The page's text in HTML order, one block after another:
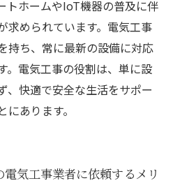
トホームやIoT機器の普及に伴
求められています。電気工事
持ち、常に最新の設備に対応
。電気工事の役割は、単に設
、快適で安全な生活をサポー
あります。
気工事業者に依頼するメリ